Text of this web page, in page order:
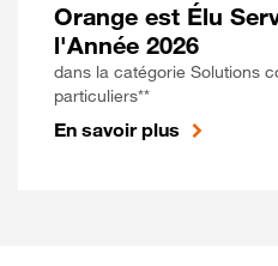
Orange est Élu
l'Année 2026
dans la catégorie Solutions
particuliers**
En savoir plus